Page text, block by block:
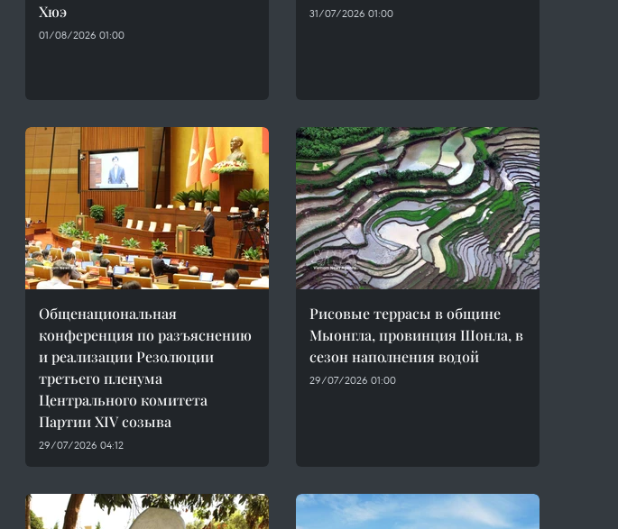
Хюэ
01/08/2026 01:00
31/07/2026 01:00
Общенациональная
конференция по разъяснению
и реализации Резолюции
третьего пленума
Центрального комитета
Партии XIV созыва
29/07/2026 04:12
Рисовые террасы в общине
Мыонгла, провинция Шонла, в
сезон наполнения водой
29/07/2026 01:00